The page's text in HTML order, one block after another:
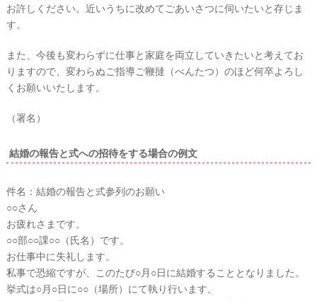
お許しください。近いうちに改めてごあいさつに伺いたいと存じま
す。
また、今後も変わらずに仕事と家庭を両立していきたいと考えてお
りますので、変わらぬご指導ご鞭撻（べんたつ）のほど何卒よろし
くお願いいたします。
（署名）
結婚の報告と式への招待をする場合の例文
件名：結婚の報告と式参列のお願い
○○さん
お疲れさまです。
○○部○○課○○（氏名）です。
お仕事中に失礼します。
私事で恐縮ですが、このたび○月○日に結婚することとなりました。
挙式は○月○日に○○（場所）にて執り行います。
A
C
O
L
E
S
Y
公
サ
イ
▶